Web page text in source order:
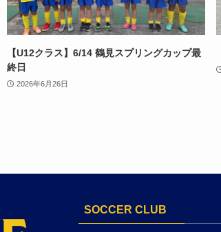
【U12クラス】6/14 鶴見スプリングカップ最
終日
2026年6月26日
SOCCER CLUB